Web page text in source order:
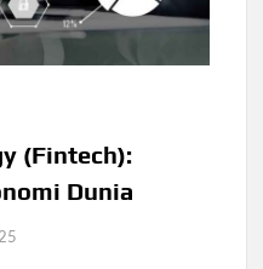
(Fintech):
Dunia